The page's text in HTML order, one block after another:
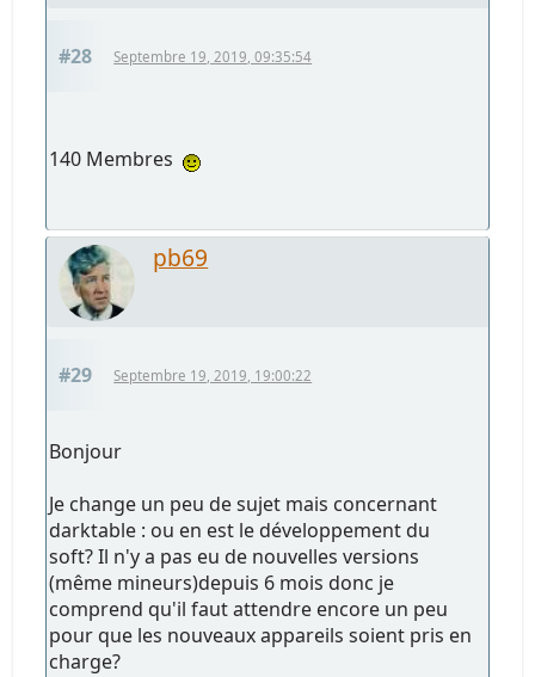
#28 Septembre 19, 2019, 09:35:54
140 Membres
pb69
#29 Septembre 19, 2019, 19:00:22
Bonjour
Je change un peu de sujet mais concernant
darktable : ou en est le développement du
soft? Il n'y a pas eu de nouvelles versions
(même mineurs)depuis 6 mois donc je
comprend qu'il faut attendre encore un peu
pour que les nouveaux appareils soient pris en
charge?